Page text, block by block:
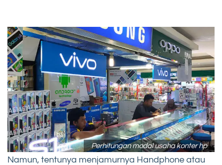
Perhitungan modal usaha konter hp
Namun, tentunya menjamurnya Handphone atau